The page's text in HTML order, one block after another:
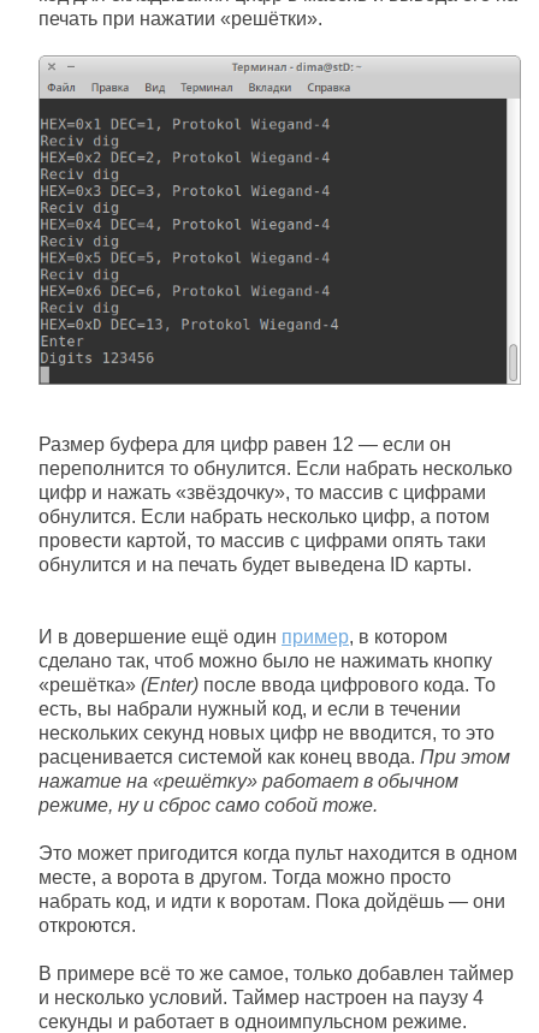
печать при нажатии «решётки».
Размер буфера для цифр равен 12 — если он
переполнится то обнулится. Если набрать несколько
цифр и нажать «звёздочку», то массив с цифрами
обнулится. Если набрать несколько цифр, а потом
провести картой, то массив с цифрами опять таки
обнулится и на печать будет выведена ID карты.
И в довершение ещё один пример, в котором
сделано так, чтоб можно было не нажимать кнопку
«решётка» (Enter) после ввода цифрового кода. То
есть, вы набрали нужный код, и если в течении
нескольких секунд новых цифр не вводится, то это
расценивается системой как конец ввода. При этом
нажатие на «решётку» работает в обычном
режиме, ну и сброс само собой тоже.
Это может пригодится когда пульт находится в одном
месте, а ворота в другом. Тогда можно просто
набрать код, и идти к воротам. Пока дойдёшь — они
откроются.
В примере всё то же самое, только добавлен таймер
и несколько условий. Таймер настроен на паузу 4
секунды и работает в одноимпульсном режиме.